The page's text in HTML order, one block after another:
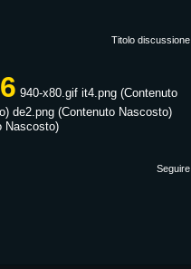
Titolo discussione
940-x80.gif it4.png (Contenuto
de2.png (Contenuto Nascosto)
Nascosto)
Seguire